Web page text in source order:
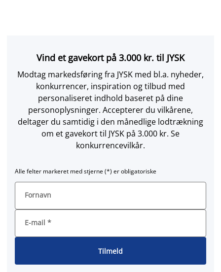
Vind et gavekort på 3.000 kr. til JYSK
Modtag markedsføring fra JYSK med bl.a. nyheder,
konkurrencer, inspiration og tilbud med
personaliseret indhold baseret på dine
personoplysninger. Accepterer du vilkårene,
deltager du samtidig i den månedlige lodtrækning
om et gavekort til JYSK på 3.000 kr. Se
konkurrencevilkår.
Alle felter markeret med stjerne (*) er obligatoriske
Fornavn
E-mail *
Tilmeld